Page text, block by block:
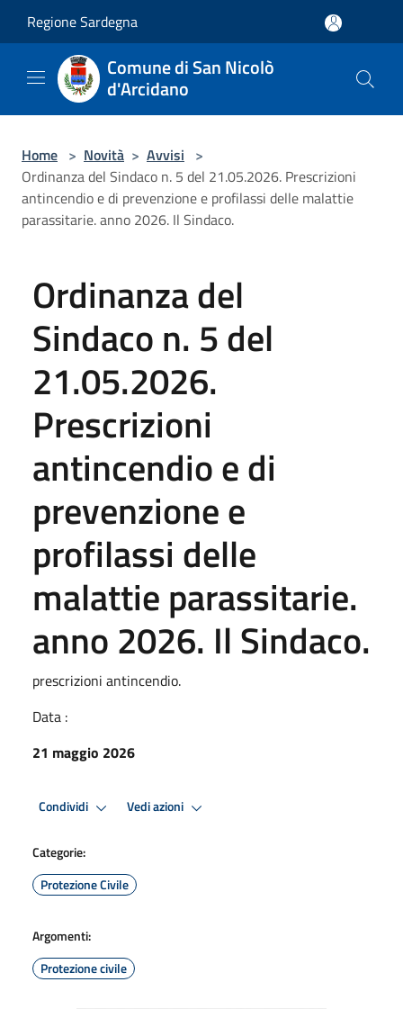
Regione Sardegna
Comune di San Nicolò
d'Arcidano
Home > Novità > Avvisi >
Ordinanza del Sindaco n. 5 del 21.05.2026. Prescrizioni
antincendio e di prevenzione e profilassi delle malattie
parassitarie. anno 2026. Il Sindaco.
Ordinanza del
Sindaco n. 5 del
21.05.2026.
Prescrizioni
antincendio e di
prevenzione e
profilassi delle
malattie parassitarie.
anno 2026. Il Sindaco.
prescrizioni antincendio.
Data :
21 maggio 2026
Condividi Vedi azioni
Categorie:
Protezione Civile
Argomenti:
Protezione civile